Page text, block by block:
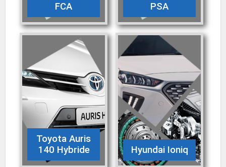
FCA
PSA
Toyota Auris
140 Hybride
Hyundai Ioniq